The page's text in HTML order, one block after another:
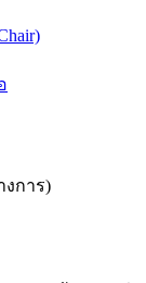
งการ)